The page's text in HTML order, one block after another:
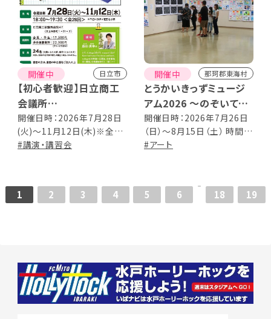
開催中 日立市
【初心者歓迎】日立商工
会議所
日商簿記3級 資格取得
講座 受講生募集
開催日時：2026年7月28日
(火)～11月12日(木)※全28
回 18:00～19:30
#講演・講習会
開催中 那珂郡東海村
とうかいきっずミュージ
アム2026 ～のぞいてみ
よう！図工の時間～
開催日時：2026年7月26日
（日）～8月15日（土） 時間：
10 : 00～19 : 00 （最終日は
#アート
1 2 3 4 5 6 18 19